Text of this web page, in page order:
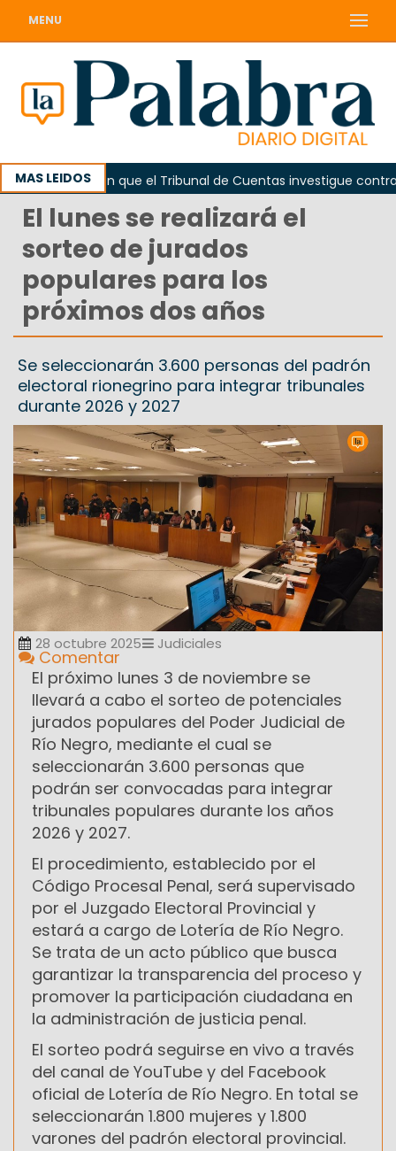
MENU
MAS LEIDOSPiden que el Tribunal de Cuentas investigue
El lunes se realizará el
sorteo de jurados
populares para los
próximos dos años
Se seleccionarán 3.600 personas del padrón
electoral rionegrino para integrar tribunales
durante 2026 y 2027
28 octubre 2025 Judiciales
Comentar
El próximo lunes 3 de noviembre se
llevará a cabo el sorteo de potenciales
jurados populares del Poder Judicial de
Río Negro, mediante el cual se
seleccionarán 3.600 personas que
podrán ser convocadas para integrar
tribunales populares durante los años
2026 y 2027.
El procedimiento, establecido por el
Código Procesal Penal, será supervisado
por el Juzgado Electoral Provincial y
estará a cargo de Lotería de Río Negro.
Se trata de un acto público que busca
garantizar la transparencia del proceso y
promover la participación ciudadana en
la administración de justicia penal.
El sorteo podrá seguirse en vivo a través
del canal de YouTube y del Facebook
oficial de Lotería de Río Negro. En total se
seleccionarán 1.800 mujeres y 1.800
varones del padrón electoral provincial.